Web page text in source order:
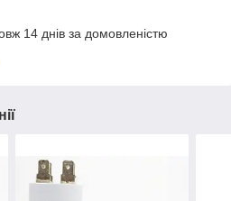
14 днів за домовленістю